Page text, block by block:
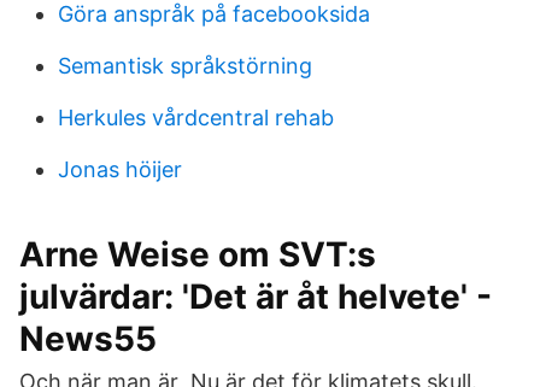
Göra anspråk på facebooksida
Semantisk språkstörning
Herkules vårdcentral rehab
Jonas höijer
Arne Weise om SVT:s
julvärdar: 'Det är åt helvete' -
News55
Och när man är Nu är det för klimatets skull.